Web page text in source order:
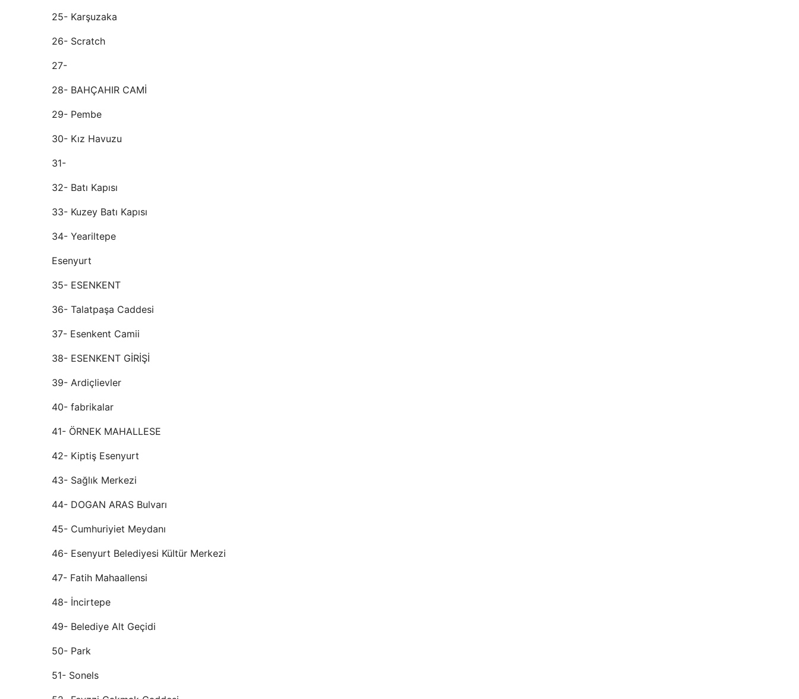
25- Karşuzaka
26- Scratch
27-
28- BAHÇAHIR CAMİ
29- Pembe
30- Kız Havuzu
31-
32- Batı Kapısı
33- Kuzey Batı Kapısı
34- Yeariltepe
Esenyurt
35- ESENKENT
36- Talatpaşa Caddesi
37- Esenkent Camii
38- ESENKENT GİRİŞİ
39- Ardiçlievler
40- fabrikalar
41- ÖRNEK MAHALLESE
42- Kiptiş Esenyurt
43- Sağlık Merkezi
44- DOGAN ARAS Bulvarı
45- Cumhuriyiet Meydanı
46- Esenyurt Belediyesi Kültür Merkezi
47- Fatih Mahaallensi
48- İncirtepe
49- Belediye Alt Geçidi
50- Park
51- Sonels